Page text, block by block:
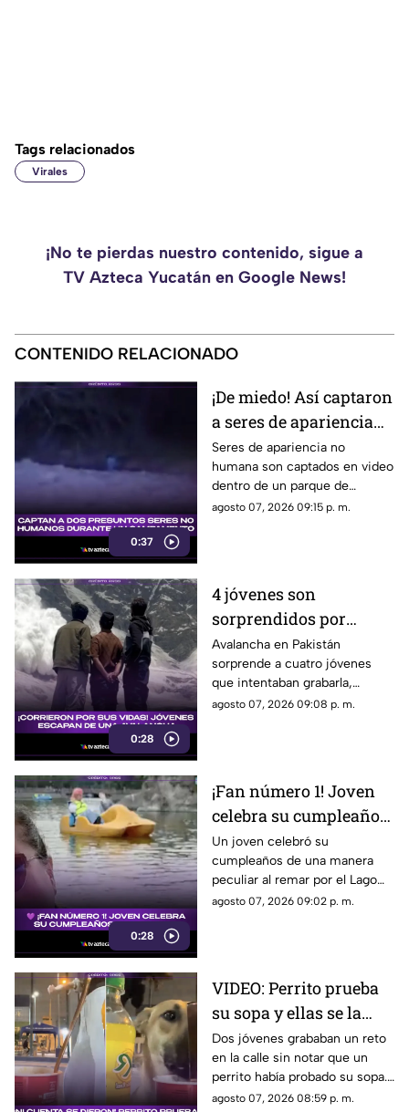
Tags relacionados
Virales
¡No te pierdas nuestro contenido, sigue a
TV Azteca Yucatán en Google News!
CONTENIDO RELACIONADO
0:37
¡De miedo! Así captaron
a seres de apariencia
no humana en famoso
parque de México
Seres de apariencia no
humana son captados en video
dentro de un parque de
México, desatando teorías y
agosto 07, 2026 09:15 p. m.
0:28
4 jóvenes son
sorprendidos por
AVALANCHA; los
momentos de terror
quedaron GRABADOS
en video
Avalancha en Pakistán
sorprende a cuatro jóvenes
que intentaban grabarla,
logrando que el momento de
agosto 07, 2026 09:08 p. m.
0:28
¡Fan número 1! Joven
celebra su cumpleaños
junto a una figura de
BTS (VIDEO)
Un joven celebró su
cumpleaños de una manera
peculiar al remar por el Lago
de Chapultepec junto a una
agosto 07, 2026 09:02 p. m.
VIDEO: Perrito prueba
su sopa y ellas se la
comen sin saberlo
Dos jóvenes grababan un reto
en la calle sin notar que un
perrito había probado su sopa.
Descubrieron la travesura al
agosto 07, 2026 08:59 p. m.